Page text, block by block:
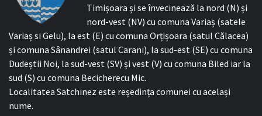
Timișoara și se învecinează la nord (N) și
nord-vest (NV) cu comuna Variaș (satele
Variaș si Gelu), la est (E) cu comuna Orțișoara (satul Călacea)
și comuna Sânandrei (satul Carani), la sud-est (SE) cu comuna
Dudeștii Noi, la sud-vest (SV) și vest (V) cu comuna Biled iar la
sud (S) cu comuna Becicherecu Mic.
Localitatea Satchinez este reședința comunei cu același
nume.